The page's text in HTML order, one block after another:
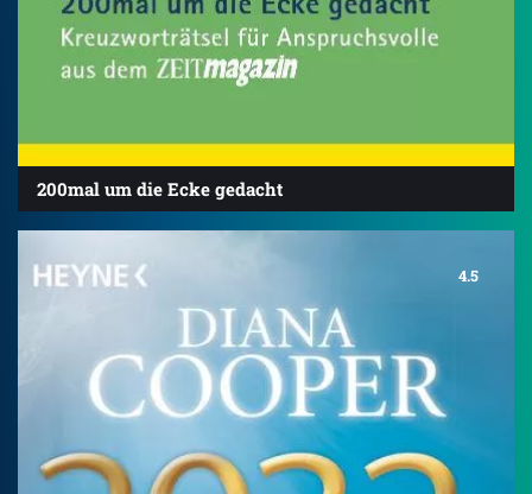
200mal um die Ecke gedacht
4.5